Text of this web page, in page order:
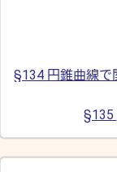
§135